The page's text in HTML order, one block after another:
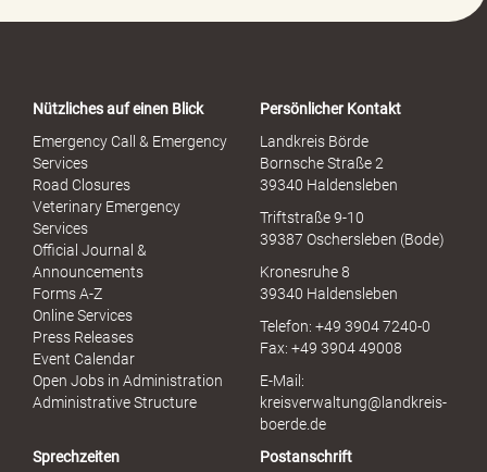
o
S
s
Nützliches auf einen Blick
Emergency Call & Emergency
Services
Road Closures
Veterinary Emergency
Services
Official Journal &
Announcements
Forms A-Z
Online Services
Press Releases
Event Calendar
Open Jobs in Administration
Administrative Structure
Persönlicher Kontakt
Landkreis Börde
Bornsche Straße 2
39340 Haldensleben
Triftstraße 9-10
39387 Oschersleben (Bode)
Kronesruhe 8
39340 Haldensleben
Telefon: +49 3904 7240-0
Fax: +49 3904 49008
E-Mail:
kreisverwaltung@landkreis-
boerde.de
Sprechzeiten
Postanschrift